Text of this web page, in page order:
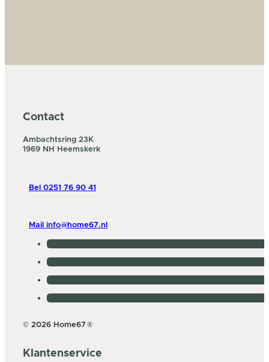
Contact
Ambachtsring 23K
1969 NH Heemskerk
Bel 0251 76 90 41
Mail info@home67.nl
© 2026 Home67 ®
Klantenservice